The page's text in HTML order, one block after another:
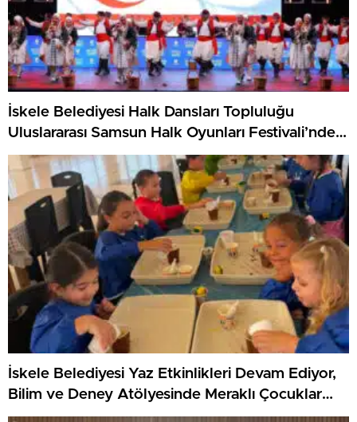
İskele Belediyesi Halk Dansları Topluluğu
Uluslararası Samsun Halk Oyunları Festivali’nde
KKTC’yi Gururla Temsil Ediyor
İskele Belediyesi Yaz Etkinlikleri Devam Ediyor,
Bilim ve Deney Atölyesinde Meraklı Çocuklar
Öne Çıktı